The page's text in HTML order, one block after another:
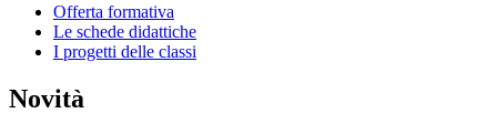
Offerta formativa
Le schede didattiche
I progetti delle classi
Novità